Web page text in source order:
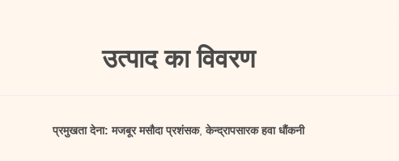
उत्पाद का विवरण
प्रमुखता देना: मजबूर मसौदा प्रशंसक,केन्द्रापसारक हवा धौंकनी